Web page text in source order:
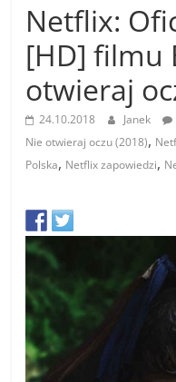
Netflix:
[HD] filmu
otwieraj
24.10.2018 Janek
Nie otwieraj oczu (2018),
Polska, Netflix zapowiedzi,